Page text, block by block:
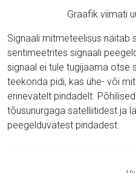
Graafik viimati
Signaali mitmeteelisus näitab
sentimeetrites signaali
signaal ei tule tugijaama otse
teekonda pidi, kas ühe- või
erinevatelt pindadelt.
tõusunurgaga satelliitidest ja
peegelduvatest pindadest.